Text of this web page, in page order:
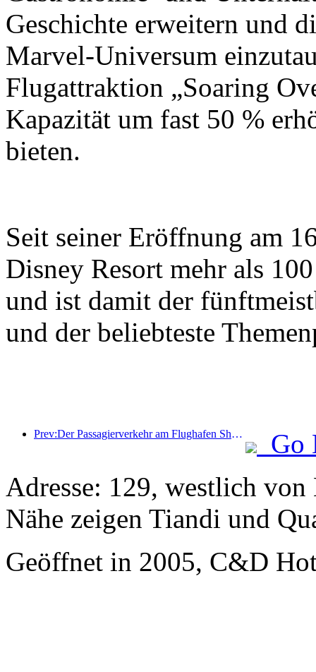
Geschichte erweitern und
Marvel-Universum
Flugattraktion „Soaring
Kapazität um fast 50 %
bieten.
Seit seiner Eröffnung am
Disney Resort mehr als
und ist damit der
und der beliebteste
Prev:Der Passagierverkehr am Flughafen Shenzhen hat in diesem Jahr die Marke von 3 Millionen überschritten und damit einen neuen Rekord für den gleichen Zeitraum aufgestellt.
Go
Adresse: 129, westlich
Nähe zeigen Tiandi und
Geöffnet in 2005, C&D